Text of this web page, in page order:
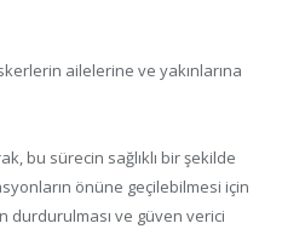
ailelerine ve yakınlarına
bu sürecin sağlıklı bir şekilde
önüne geçilebilmesi için
durdurulması ve güven verici